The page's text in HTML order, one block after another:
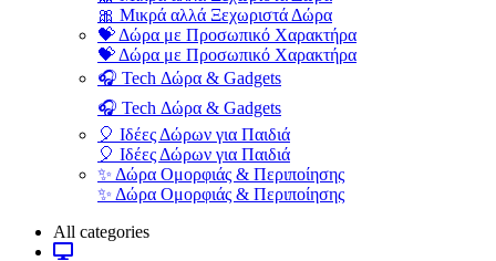
🎀 Μικρά αλλά Ξεχωριστά Δώρα
💝 Δώρα με Προσωπικό Χαρακτήρα
💝 Δώρα με Προσωπικό Χαρακτήρα
🎧 Tech Δώρα & Gadgets
🎧 Tech Δώρα & Gadgets
🎈 Ιδέες Δώρων για Παιδιά
🎈 Ιδέες Δώρων για Παιδιά
✨ Δώρα Ομορφιάς & Περιποίησης
✨ Δώρα Ομορφιάς & Περιποίησης
All categories